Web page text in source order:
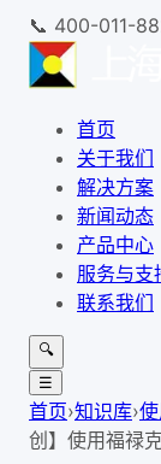
📞 400-011-
首页
关于我们
解决方案
新闻动态
产品中心
服务与支
联系我们
🔍
☰
首页›知识库›
创】使用福禄